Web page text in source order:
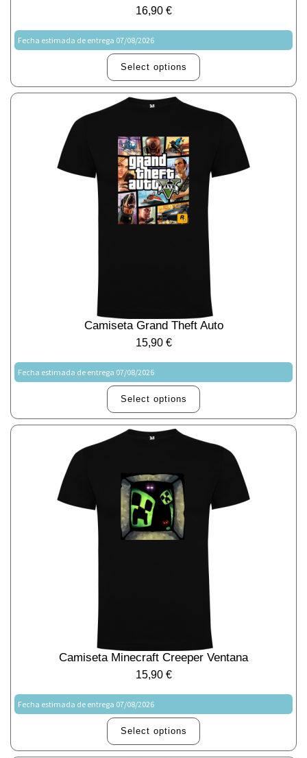
16,90 €
Fecha estimada de entrega 07/08/2026
Select options
Camiseta Grand Theft Auto
15,90 €
Fecha estimada de entrega 07/08/2026
Select options
Camiseta Minecraft Creeper Ventana
15,90 €
Fecha estimada de entrega 07/08/2026
Select options